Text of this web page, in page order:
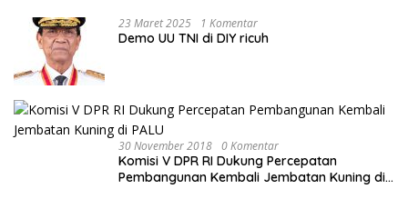
23 Maret 2025 1 Komentar
Demo UU TNI di DIY ricuh
30 November 2018 0 Komentar
Komisi V DPR RI Dukung Percepatan
Pembangunan Kembali Jembatan Kuning di